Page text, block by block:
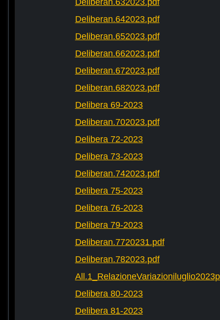
Deliberan.632023.pdf
Deliberan.642023.pdf
Deliberan.652023.pdf
Deliberan.662023.pdf
Deliberan.672023.pdf
Deliberan.682023.pdf
Delibera 69-2023
Deliberan.702023.pdf
Delibera 72-2023
Delibera 73-2023
Deliberan.742023.pdf
Delibera 75-2023
Delibera 76-2023
Delibera 79-2023
Deliberan.7720231.pdf
Deliberan.782023.pdf
Delibera 80-2023
Delibera 81-2023